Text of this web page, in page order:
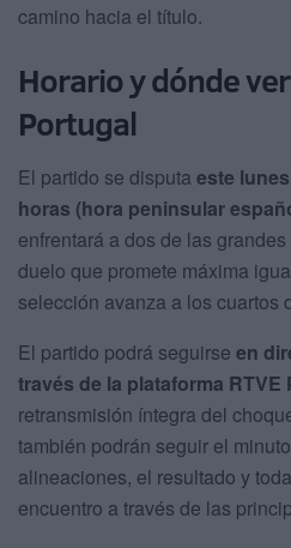
camino hacia el título.
Horario y dónde
Portugal
El partido se disputa este
horas (hora peninsular
enfrentará a dos de las
duelo que promete máxima
selección avanza a los cuartos
El partido podrá seguirse en
través de la plataforma RTVE
retransmisión íntegra del
también podrán seguir el
alineaciones, el resultado y
encuentro a través de las